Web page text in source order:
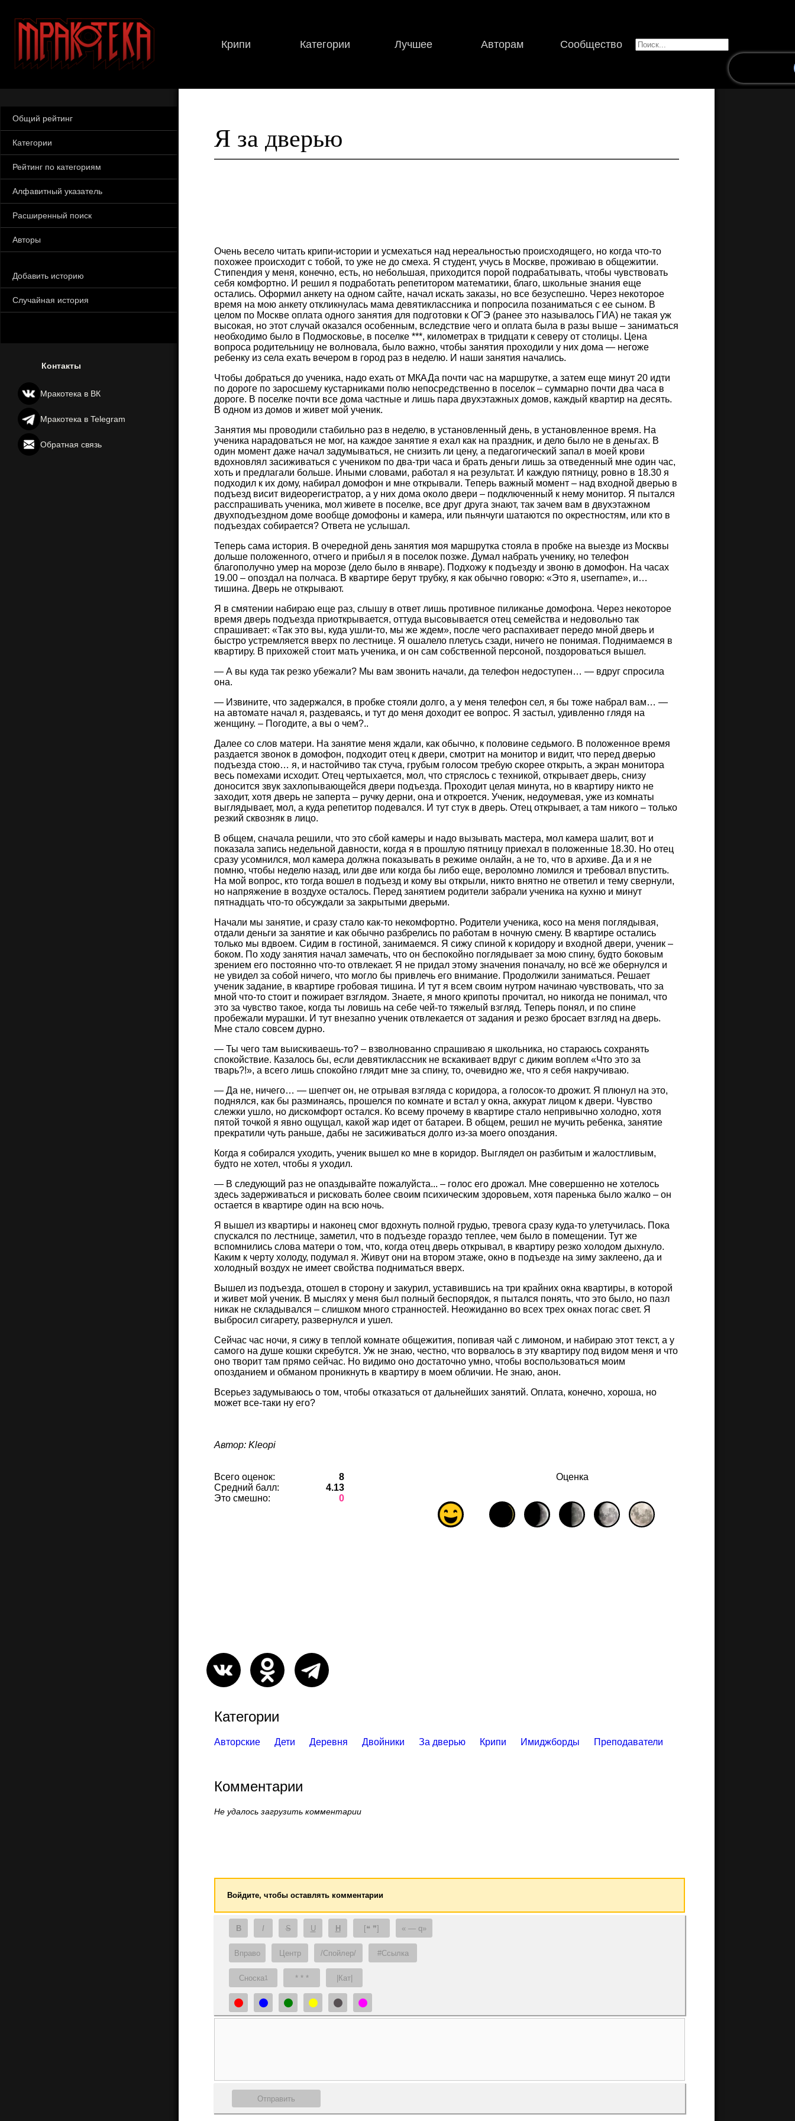
Крипи Категории Лучшее Авторам Сообщество
Общий рейтинг
Категории
Рейтинг по категориям
Алфавитный указатель
Расширенный поиск
Авторы
Добавить историю
Случайная история
Контакты
Мракотека в ВК
Мракотека в Telegram
Обратная связь
Я за дверью
Очень весело читать крипи-истории и усмехаться над нереальностью происходящего, но когда что-то
похожее происходит с тобой, то уже не до смеха. Я студент, учусь в Москве, проживаю в общежитии.
Стипендия у меня, конечно, есть, но небольшая, приходится порой подрабатывать, чтобы чувствовать
себя комфортно. И решил я подработать репетитором математики, благо, школьные знания еще
остались. Оформил анкету на одном сайте, начал искать заказы, но все безуспешно. Через некоторое
время на мою анкету откликнулась мама девятиклассника и попросила позаниматься с ее сыном. В
целом по Москве оплата одного занятия для подготовки к ОГЭ (ранее это называлось ГИА) не такая уж
высокая, но этот случай оказался особенным, вследствие чего и оплата была в разы выше – заниматься
необходимо было в Подмосковье, в поселке ***, километрах в тридцати к северу от столицы. Цена
вопроса родительницу не волновала, было важно, чтобы занятия проходили у них дома — негоже
ребенку из села ехать вечером в город раз в неделю. И наши занятия начались.
Чтобы добраться до ученика, надо ехать от МКАДа почти час на маршрутке, а затем еще минут 20 идти
по дороге по заросшему кустарниками полю непосредственно в поселок – суммарно почти два часа в
дороге. В поселке почти все дома частные и лишь пара двухэтажных домов, каждый квартир на десять.
В одном из домов и живет мой ученик.
Занятия мы проводили стабильно раз в неделю, в установленный день, в установленное время. На
ученика нарадоваться не мог, на каждое занятие я ехал как на праздник, и дело было не в деньгах. В
один момент даже начал задумываться, не снизить ли цену, а педагогический запал в моей крови
вдохновлял засиживаться с учеником по два-три часа и брать деньги лишь за отведенный мне один час,
хоть и предлагали больше. Иными словами, работал я на результат. И каждую пятницу, ровно в 18.30 я
подходил к их дому, набирал домофон и мне открывали. Теперь важный момент – над входной дверью в
подъезд висит видеорегистратор, а у них дома около двери – подключенный к нему монитор. Я пытался
расспрашивать ученика, мол живете в поселке, все друг друга знают, так зачем вам в двухэтажном
двухподъездном доме вообще домофоны и камера, или пьянчуги шатаются по окрестностям, или кто в
подъездах собирается? Ответа не услышал.
Теперь сама история. В очередной день занятия моя маршрутка стояла в пробке на выезде из Москвы
дольше положенного, отчего и прибыл я в поселок позже. Думал набрать ученику, но телефон
благополучно умер на морозе (дело было в январе). Подхожу к подъезду и звоню в домофон. На часах
19.00 – опоздал на полчаса. В квартире берут трубку, я как обычно говорю: «Это я, username», и…
тишина. Дверь не открывают.
Я в смятении набираю еще раз, слышу в ответ лишь противное пиликанье домофона. Через некоторое
время дверь подъезда приоткрывается, оттуда высовывается отец семейства и недовольно так
спрашивает: «Так это вы, куда ушли-то, мы же ждем», после чего распахивает передо мной дверь и
быстро устремляется вверх по лестнице. Я ошалело плетусь сзади, ничего не понимая. Поднимаемся в
квартиру. В прихожей стоит мать ученика, и он сам собственной персоной, поздороваться вышел.
— А вы куда так резко убежали? Мы вам звонить начали, да телефон недоступен… — вдруг спросила
она.
— Извините, что задержался, в пробке стояли долго, а у меня телефон сел, я бы тоже набрал вам… —
на автомате начал я, раздеваясь, и тут до меня доходит ее вопрос. Я застыл, удивленно глядя на
женщину. – Погодите, а вы о чем?..
Далее со слов матери. На занятие меня ждали, как обычно, к половине седьмого. В положенное время
раздается звонок в домофон, подходит отец к двери, смотрит на монитор и видит, что перед дверью
подъезда стою… я, и настойчиво так стуча, грубым голосом требую скорее открыть, а экран монитора
весь помехами исходит. Отец чертыхается, мол, что стряслось с техникой, открывает дверь, снизу
доносится звук захлопывающейся двери подъезда. Проходит целая минута, но в квартиру никто не
заходит, хотя дверь не заперта – ручку дерни, она и откроется. Ученик, недоумевая, уже из комнаты
выглядывает, мол, а куда репетитор подевался. И тут стук в дверь. Отец открывает, а там никого – только
резкий сквозняк в лицо.
В общем, сначала решили, что это сбой камеры и надо вызывать мастера, мол камера шалит, вот и
показала запись недельной давности, когда я в прошлую пятницу приехал в положенные 18.30. Но отец
сразу усомнился, мол камера должна показывать в режиме онлайн, а не то, что в архиве. Да и я не
помню, чтобы неделю назад, или две или когда бы либо еще, вероломно ломился и требовал впустить.
На мой вопрос, кто тогда вошел в подъезд и кому вы открыли, никто внятно не ответил и тему свернули,
но напряжение в воздухе осталось. Перед занятием родители забрали ученика на кухню и минут
пятнадцать что-то обсуждали за закрытыми дверьми.
Начали мы занятие, и сразу стало как-то некомфортно. Родители ученика, косо на меня поглядывая,
отдали деньги за занятие и как обычно разбрелись по работам в ночную смену. В квартире остались
только мы вдвоем. Сидим в гостиной, занимаемся. Я сижу спиной к коридору и входной двери, ученик –
боком. По ходу занятия начал замечать, что он беспокойно поглядывает за мою спину, будто боковым
зрением его постоянно что-то отвлекает. Я не придал этому значения поначалу, но всё же обернулся и
не увидел за собой ничего, что могло бы привлечь его внимание. Продолжили заниматься. Решает
ученик задание, в квартире гробовая тишина. И тут я всем своим нутром начинаю чувствовать, что за
мной что-то стоит и пожирает взглядом. Знаете, я много крипоты прочитал, но никогда не понимал, что
это за чувство такое, когда ты ловишь на себе чей-то тяжелый взгляд. Теперь понял, и по спине
пробежали мурашки. И тут внезапно ученик отвлекается от задания и резко бросает взгляд на дверь.
Мне стало совсем дурно.
— Ты чего там выискиваешь-то? – взволнованно спрашиваю я школьника, но стараюсь сохранять
спокойствие. Казалось бы, если девятиклассник не вскакивает вдруг с диким воплем «Что это за
тварь?!», а всего лишь спокойно глядит мне за спину, то, очевидно же, что я себя накручиваю.
— Да не, ничего… — шепчет он, не отрывая взгляда с коридора, а голосок-то дрожит. Я плюнул на это,
поднялся, как бы разминаясь, прошелся по комнате и встал у окна, аккурат лицом к двери. Чувство
слежки ушло, но дискомфорт остался. Ко всему прочему в квартире стало непривычно холодно, хотя
пятой точкой я явно ощущал, какой жар идет от батареи. В общем, решил не мучить ребенка, занятие
прекратили чуть раньше, дабы не засиживаться долго из-за моего опоздания.
Когда я собирался уходить, ученик вышел ко мне в коридор. Выглядел он разбитым и жалостливым,
будто не хотел, чтобы я уходил.
— В следующий раз не опаздывайте пожалуйста... – голос его дрожал. Мне совершенно не хотелось
здесь задерживаться и рисковать более своим психическим здоровьем, хотя паренька было жалко – он
остается в квартире один на всю ночь.
Я вышел из квартиры и наконец смог вдохнуть полной грудью, тревога сразу куда-то улетучилась. Пока
спускался по лестнице, заметил, что в подъезде гораздо теплее, чем было в помещении. Тут же
вспомнились слова матери о том, что, когда отец дверь открывал, в квартиру резко холодом дыхнуло.
Каким к черту холоду, подумал я. Живут они на втором этаже, окно в подъезде на зиму заклеено, да и
холодный воздух не имеет свойства подниматься вверх.
Вышел из подъезда, отошел в сторону и закурил, уставившись на три крайних окна квартиры, в которой
и живет мой ученик. В мыслях у меня был полный беспорядок, я пытался понять, что это было, но пазл
никак не складывался – слишком много странностей. Неожиданно во всех трех окнах погас свет. Я
выбросил сигарету, развернулся и ушел.
Сейчас час ночи, я сижу в теплой комнате общежития, попивая чай с лимоном, и набираю этот текст, а у
самого на душе кошки скребутся. Уж не знаю, честно, что ворвалось в эту квартиру под видом меня и что
оно творит там прямо сейчас. Но видимо оно достаточно умно, чтобы воспользоваться моим
опозданием и обманом проникнуть в квартиру в моем обличии. Не знаю, анон.
Всерьез задумываюсь о том, чтобы отказаться от дальнейших занятий. Оплата, конечно, хороша, но
может все-таки ну его?
Автор: Kleopi
Всего оценок:
8
Средний балл:
4.13
Это смешно:
0
Оценка
Категории
Авторские Дети Деревня Двойники За дверью Крипи Имиджборды Преподаватели
Комментарии
Не удалось загрузить комментарии
Войдите, чтобы оставлять комментарии
B I S U H [❝ ❞] — q
Вправо Центр /Спойлер/ #Ссылка
Сноска1 * * * |Кат|